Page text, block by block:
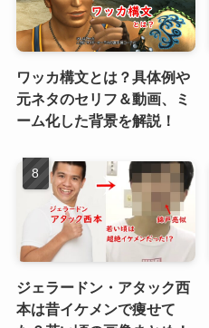
ワッカ構文とは？具体例や
元ネタのセリフ＆動画、ミ
ーム化した背景を解説！
ジェラードン・アタック西
本は昔イケメンで痩せて